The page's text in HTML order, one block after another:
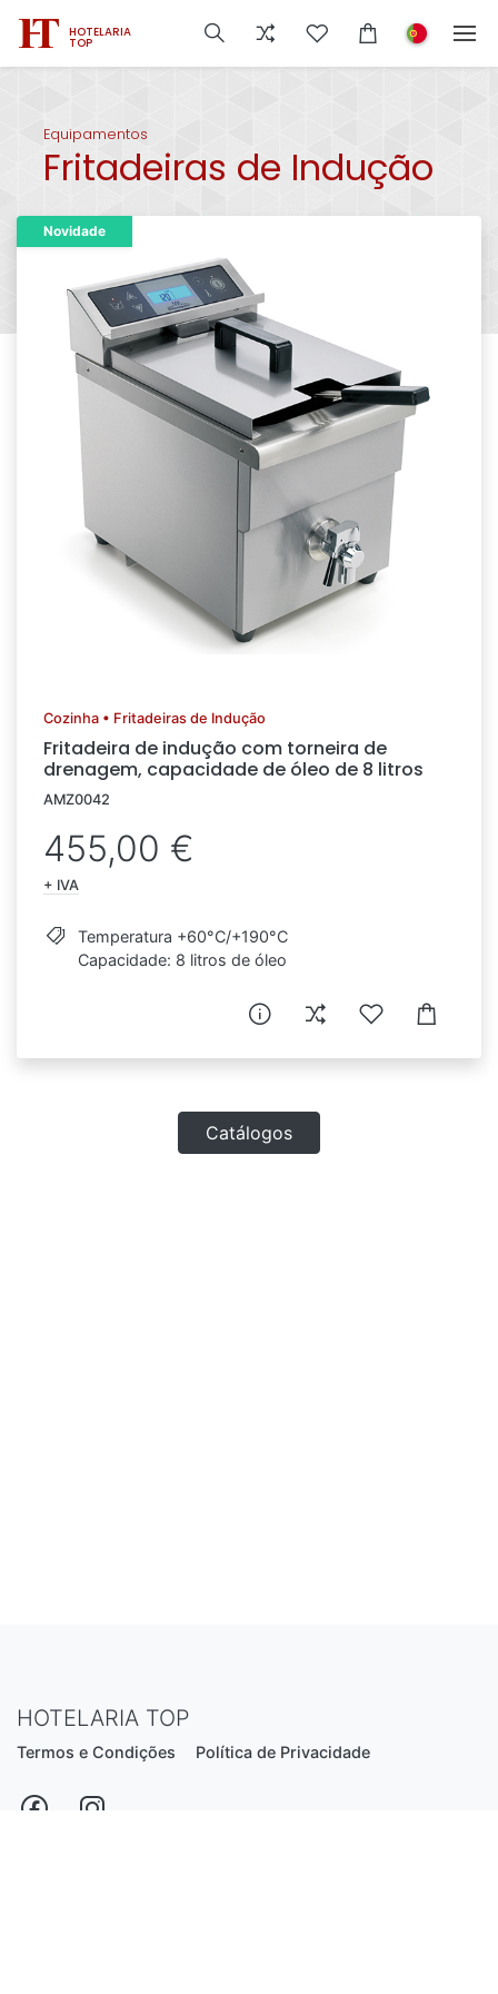
HOTELARIA
TOP
Equipamentos
Fritadeiras de Indução
Novidade
Cozinha • Fritadeiras de Indução
Fritadeira de indução com torneira de
drenagem, capacidade de óleo de 8 litros
AMZ0042
455,00 €
+ IVA
Temperatura +60°C/+190°C
Capacidade: 8 litros de óleo
Catálogos
HOTELARIA TOP
Termos e Condições Política de Privacidade